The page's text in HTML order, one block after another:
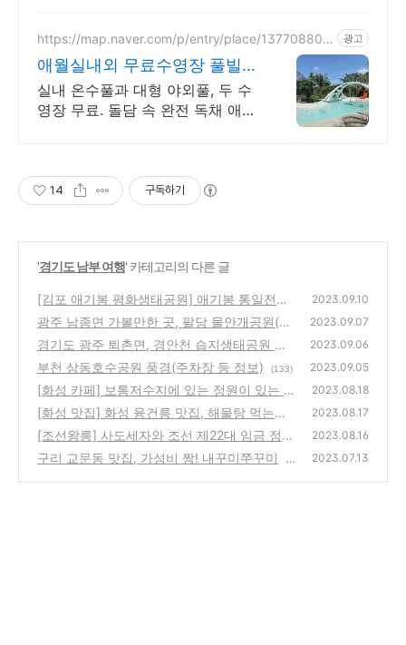
https://map.naver.com/p/entry/place/137708803
광고
애월실내외 무료수영장 풀빌라
반려견 동반 이국적 감성숙소
실내 온수풀과 대형 야외풀, 두 수
영장 무료. 돌담 속 완전 독채 애월
14 구독하기
'경기도 남부 여행' 카테고리의 다른 글
[김포 애기봉 평화생태공원] 애기봉 통일전망
대(조강전망대)에서 바라본 북한 풍경
(136)
2023.09.10
광주 남종면 가볼만한 곳, 팔당 물안개공원(귀
여섬)
(125)
2023.09.07
경기도 광주 퇴촌면, 경안천 습지생태공원 풍
경
(121)
2023.09.06
부천 상동호수공원 풍경(주차장 등 정보) (133) 2023.09.05
[화성 카페] 보통저수지에 있는 정원이 있는 대
형 한옥카페, 혜경궁 베이커리
(90)
2023.08.18
[화성 맛집] 화성 융건릉 맛집, 해물탕 먹는기
분 ? 정프로 해물칼국수
(112)
2023.08.17
[조선왕릉] 사도세자와 조선 제22대 임금 정조
의 왕릉, 화성 융건릉(융릉과 건릉, 현륭원)
2023.08.16
구리 교문동 맛집, 가성비 짱! 내꾸미쭈꾸미
(4
2023.07.13